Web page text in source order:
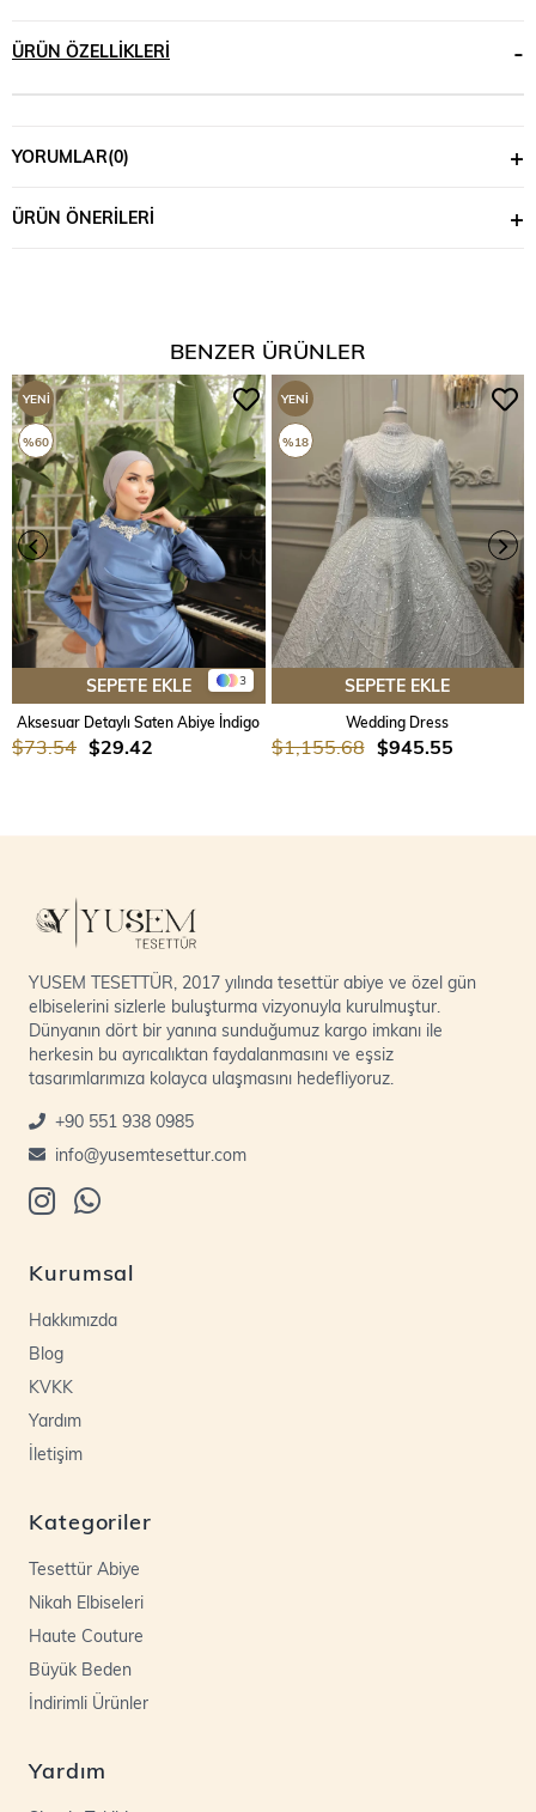
ÜRÜN ÖZELLIKLERI
YORUMLAR(0)
ÜRÜN ÖNERILERI
BENZER ÜRÜNLER
3
SEPETE EKLE
Aksesuar Detaylı Saten Abiye İndigo
$29.42
$73.54
YENI
ÜRÜN
%60
SEPETE EKLE
Wedding Dress
$945.55
$1,155.68
YENI
ÜRÜN
%18
YUSEM TESETTÜR, 2017 yılında tesettür abiye ve özel gün
elbiselerini sizlerle buluşturma vizyonuyla kurulmuştur.
Dünyanın dört bir yanına sunduğumuz kargo imkanı ile
herkesin bu ayrıcalıktan faydalanmasını ve eşsiz
tasarımlarımıza kolayca ulaşmasını hedefliyoruz.
+90 551 938 0985
info@yusemtesettur.com
Kurumsal
Hakkımızda
Blog
KVKK
Yardım
İletişim
Kategoriler
Tesettür Abiye
Nikah Elbiseleri
Haute Couture
Büyük Beden
İndirimli Ürünler
Yardım